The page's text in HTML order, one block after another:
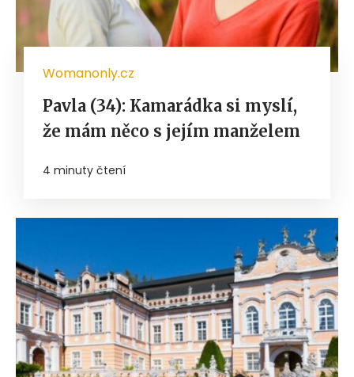
Womanonly.cz
Pavla (34): Kamarádka si myslí,
že mám něco s jejím manželem
4 minuty čtení